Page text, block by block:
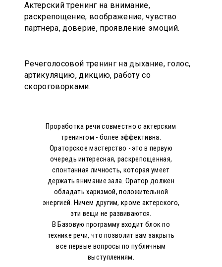
Актерский тренинг на внимание,
раскрепощение, воображение, чувство
партнера, доверие, проявление эмоций.
Речеголосовой тренинг на дыхание, голос,
артикуляцию, дикцию, работу со
скороговорками.
Проработка речи совместно с актерским
тренингом - более эффективна.
Ораторское мастерство - это в первую
очередь интересная, раскрепощенная,
спонтанная личность, которая умеет
держать внимание зала. Оратор должен
обладать харизмой, положительной
энергией. Ничем другим, кроме актерского,
эти вещи не развиваются.
В Базовую программу входит блок по
технике речи, что позволит вам закрыть
все первые вопросы по публичным
выступлениям.